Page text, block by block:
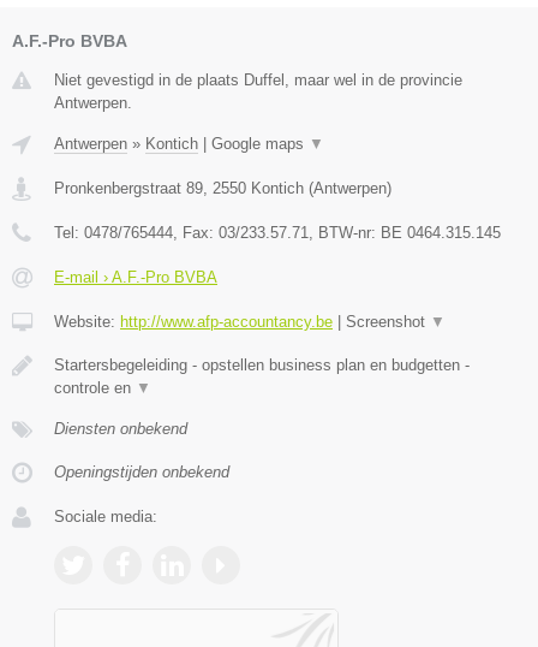
A.F.-Pro BVBA
Niet gevestigd in de plaats Duffel, maar wel in de provincie
Antwerpen.
Antwerpen » Kontich Google maps ▼
Pronkenbergstraat 89 2550 Kontich (Antwerpen)
Tel: 0478/765444 , Fax: 03/233.57.71 , BTW-nr: BE 0464.315.145
E-mail › A.F.-Pro BVBA
Website: http://www.afp-accountancy.be Screenshot ▼
Startersbegeleiding - opstellen business plan en budgetten -
controle en ▼
Diensten onbekend
Openingstijden onbekend
Sociale media: